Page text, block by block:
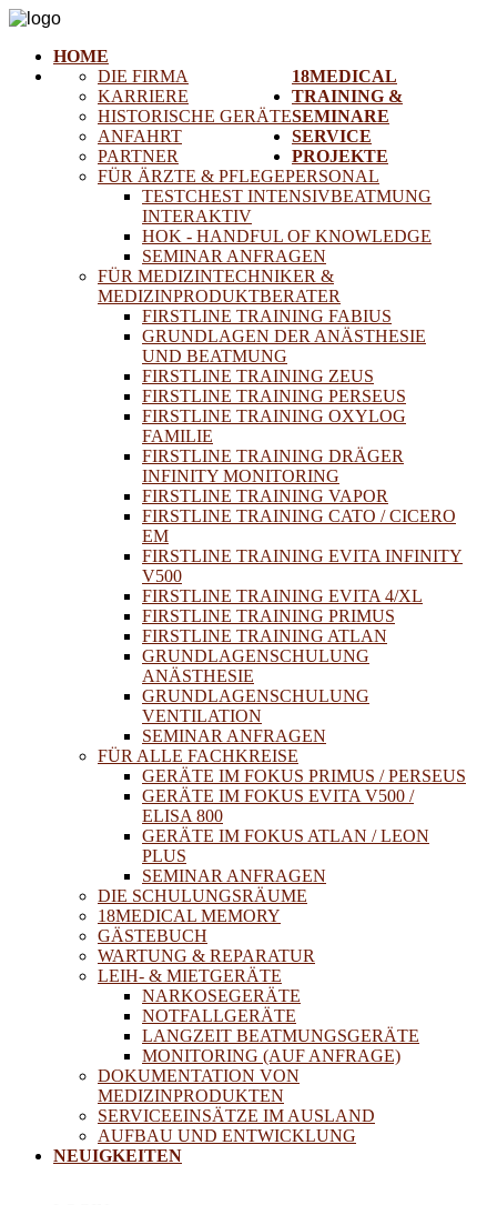
HOME
18MEDICAL
DIE FIRMA
KARRIERE
HISTORISCHE GERÄTE
ANFAHRT
PARTNER
TRAINING &
SEMINARE
FÜR ÄRZTE & PFLEGEPERSONAL
TESTCHEST INTENSIVBEATMUNG
INTERAKTIV
HOK - HANDFUL OF KNOWLEDGE
SEMINAR ANFRAGEN
FÜR MEDIZINTECHNIKER &
MEDIZINPRODUKTBERATER
FIRSTLINE TRAINING FABIUS
GRUNDLAGEN DER ANÄSTHESIE
UND BEATMUNG
FIRSTLINE TRAINING ZEUS
FIRSTLINE TRAINING PERSEUS
FIRSTLINE TRAINING OXYLOG
FAMILIE
FIRSTLINE TRAINING DRÄGER
INFINITY MONITORING
FIRSTLINE TRAINING VAPOR
FIRSTLINE TRAINING CATO / CICERO
EM
FIRSTLINE TRAINING EVITA INFINITY
V500
FIRSTLINE TRAINING EVITA 4/XL
FIRSTLINE TRAINING PRIMUS
FIRSTLINE TRAINING ATLAN
GRUNDLAGENSCHULUNG
ANÄSTHESIE
GRUNDLAGENSCHULUNG
VENTILATION
SEMINAR ANFRAGEN
FÜR ALLE FACHKREISE
GERÄTE IM FOKUS PRIMUS / PERSEUS
GERÄTE IM FOKUS EVITA V500 /
ELISA 800
GERÄTE IM FOKUS ATLAN / LEON
PLUS
SEMINAR ANFRAGEN
DIE SCHULUNGSRÄUME
18MEDICAL MEMORY
GÄSTEBUCH
SERVICE
WARTUNG & REPARATUR
LEIH- & MIETGERÄTE
NARKOSEGERÄTE
NOTFALLGERÄTE
LANGZEIT BEATMUNGSGERÄTE
MONITORING (AUF ANFRAGE)
DOKUMENTATION VON
MEDIZINPRODUKTEN
PROJEKTE
SERVICEEINSÄTZE IM AUSLAND
AUFBAU UND ENTWICKLUNG
NEUIGKEITEN